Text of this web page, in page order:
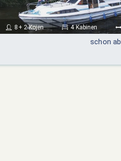
8+ 2 Kojen 4 Kabinen
schon ab